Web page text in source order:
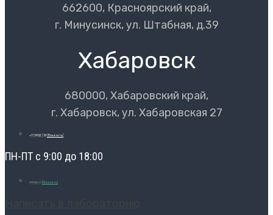
662600, Красноярский край,
г. Минусинск, ул. Штабная, д.39
Хабаровск
680000, Хабаровский край,
г. Хабаровск, ул. Хабаровская 27
+7 (3902) 39 [Показать]
ПН-ПТ с 9:00 до 18:00
info@ecl- [Показать]